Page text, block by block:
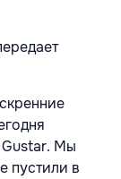
Gustar. Мы
пустили в